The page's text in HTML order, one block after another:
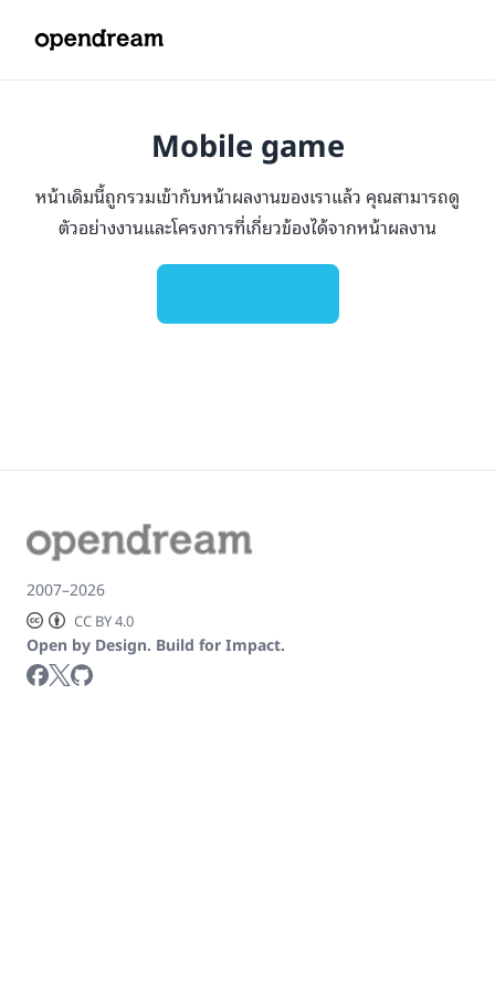
Mobile game
หน้าเดิมนี้ถูกรวมเข้ากับหน้าผลงานของเราแล้ว คุณสามารถดู
ตัวอย่างงานและโครงการที่เกี่ยวข้องได้จากหน้าผลงาน
2007–2026
CC BY 4.0
Open by Design. Build for Impact.